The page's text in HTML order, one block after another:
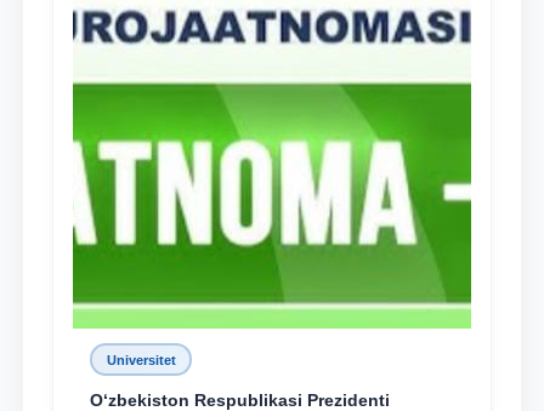
Universitet
O‘zbekiston Respublikasi Prezidenti